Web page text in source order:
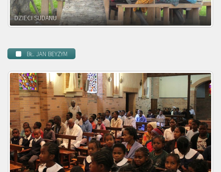
DZIECI ZAMBII
BŁ. JAN BEYZYM